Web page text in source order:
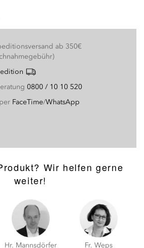
ab 350€
0800 / 10 10 520
FaceTime/WhatsApp
Wir helfen gerne
weiter!
Hr. Mannsdörfer Fr. Weps